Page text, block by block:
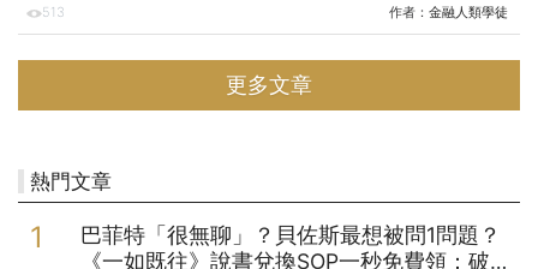
關。許多人談論他的瘋狂與天才，雖然馬斯克的極客（Geek）性格無
法複製，但若純粹從他連續創業軌跡的金融邏輯來看，他向我們展示了
一套教科書等級的「資本槓桿遊戲」—將幾千萬美元的原始資本，撬動
出一座兆元帝國。 馬斯克的財富起點，是2000年代的網路科技浪潮。
1995年他創辦電子地圖公司Zip2，4年後以3億美元被收購，馬斯克分
513 作者： 金融人類學徒
更多文章
熱門文章
巴菲特「很無聊」？貝佐斯最想被問1問題？
《一如既往》說書兌換SOP一秒免費領：破解